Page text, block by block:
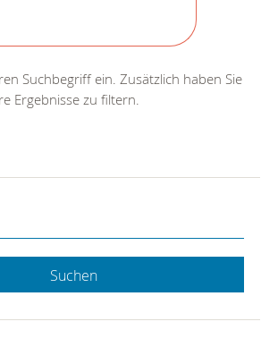
Suchbegriff ein. Zusätzlich haben Sie
Ergebnisse zu filtern.
Suchen